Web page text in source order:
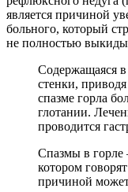
является причиной
больного, который
не полностью
Содержащаяся
стенки,
спазме горла
глотании.
проводится
Спазмы в горле
котором
причиной может